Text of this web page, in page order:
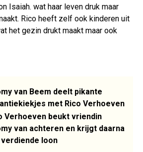
Isaiah. wat haar leven druk maar
Rico heeft zelf ook kinderen uit
het gezin drukt maakt maar ook
van Beem deelt pikante
met Rico Verhoeven
Verhoeven beukt vriendin
van achteren en krijgt daarna
loon